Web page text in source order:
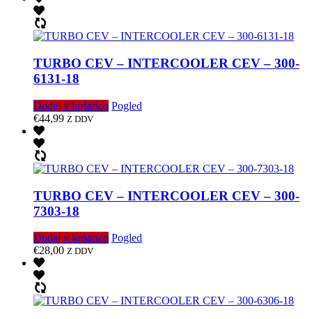
TURBO CEV – INTERCOOLER CEV – 300-
6131-18
Dodaj v košarico Pogled
€44,99 Z DDV
TURBO CEV – INTERCOOLER CEV – 300-
7303-18
Dodaj v košarico Pogled
€28,00 Z DDV